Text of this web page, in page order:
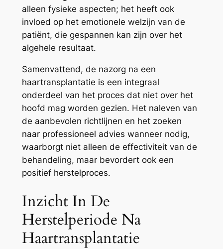
alleen fysieke aspecten; het heeft ook
invloed op het emotionele welzijn van de
patiënt, die gespannen kan zijn over het
algehele resultaat.
Samenvattend, de nazorg na een
haartransplantatie is een integraal
onderdeel van het proces dat niet over het
hoofd mag worden gezien. Het naleven van
de aanbevolen richtlijnen en het zoeken
naar professioneel advies wanneer nodig,
waarborgt niet alleen de effectiviteit van de
behandeling, maar bevordert ook een
positief herstelproces.
Inzicht In De
Herstelperiode Na
Haartransplantatie